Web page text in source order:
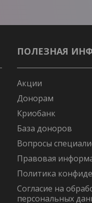
ПОЛЕЗНАЯ
Акции
Донорам
Криобанк
База доноров
Вопросы
Правовая
Политика
Согласие на
персональных